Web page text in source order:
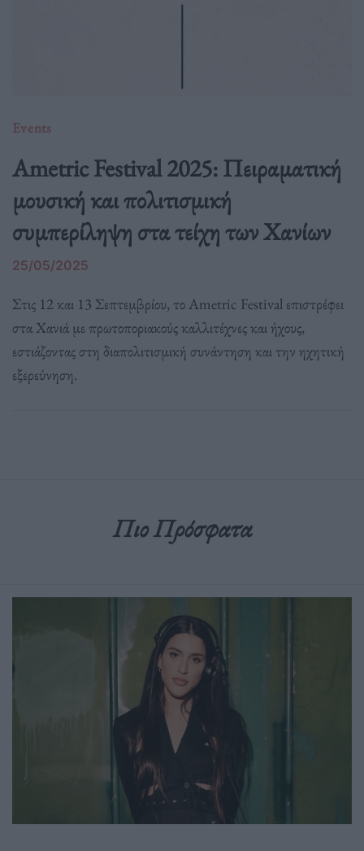
Events
Ametric Festival 2025: Πειραματική
μουσική και πολιτισμική
συμπερίληψη στα τείχη των Χανίων
25/05/2025
Στις 12 και 13 Σεπτεμβρίου, το Ametric Festival επιστρέφει
στα Χανιά με πρωτοποριακούς καλλιτέχνες και ήχους,
εστιάζοντας στη διαπολιτισμική συνάντηση και την ηχητική
εξερεύνηση.
Πιο Πρόσφατα